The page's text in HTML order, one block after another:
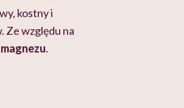
kostny i
Ze względu na
.